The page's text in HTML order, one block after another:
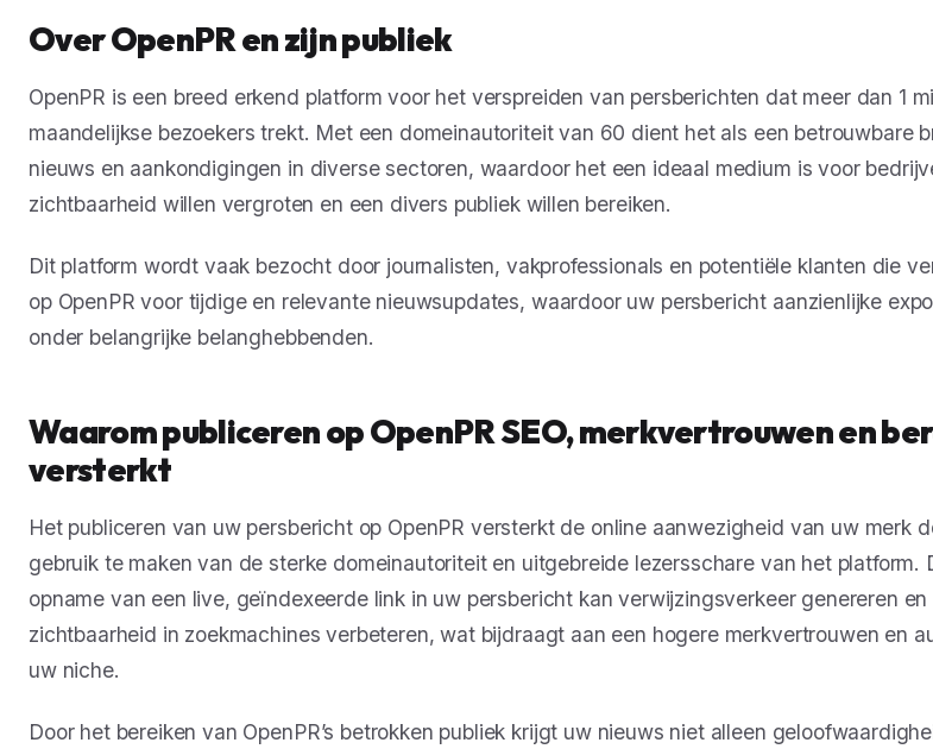
Over OpenPR en zijn publiek
OpenPR is een breed erkend platform voor het verspreiden van persberichten dat meer dan 1
maandelijkse bezoekers trekt. Met een domeinautoriteit van 60 dient het als een betrouwbare
nieuws en aankondigingen in diverse sectoren, waardoor het een ideaal medium is voor
zichtbaarheid willen vergroten en een divers publiek willen bereiken.
Dit platform wordt vaak bezocht door journalisten, vakprofessionals en potentiële klanten die
op OpenPR voor tijdige en relevante nieuwsupdates, waardoor uw persbericht aanzienlijke
onder belangrijke belanghebbenden.
Waarom publiceren op OpenPR SEO, merkvertrouwen en
versterkt
Het publiceren van uw persbericht op OpenPR versterkt de online aanwezigheid van uw merk
gebruik te maken van de sterke domeinautoriteit en uitgebreide lezersschare van het platform.
opname van een live, geïndexeerde link in uw persbericht kan verwijzingsverkeer genereren en
zichtbaarheid in zoekmachines verbeteren, wat bijdraagt aan een hogere merkvertrouwen en
uw niche.
Door het bereiken van OpenPR’s betrokken publiek krijgt uw nieuws niet alleen